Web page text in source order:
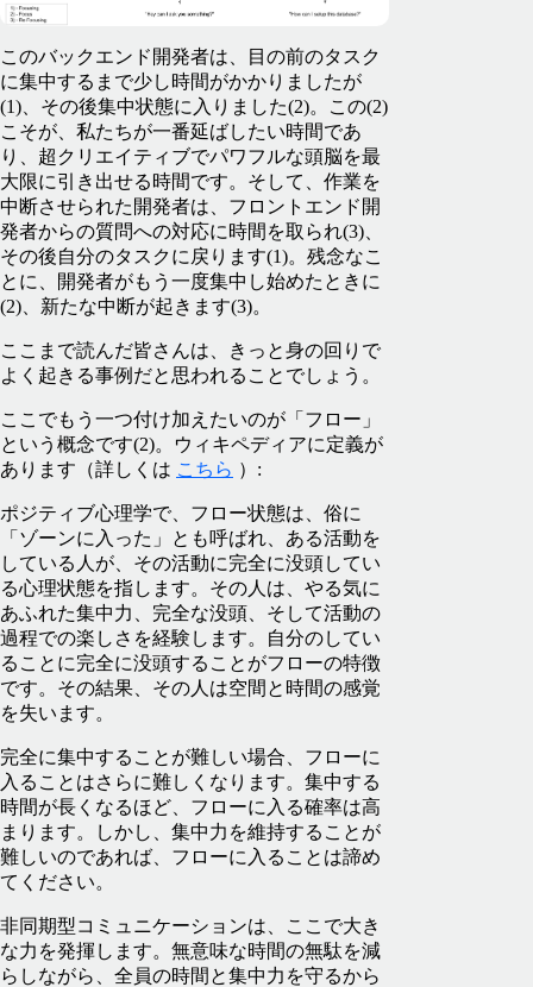
このバックエンド開発者は、目の前のタスク
に集中するまで少し時間がかかりましたが
(1)、その後集中状態に入りました(2)。この(2)
こそが、私たちが一番延ばしたい時間であ
り、超クリエイティブでパワフルな頭脳を最
大限に引き出せる時間です。そして、作業を
中断させられた開発者は、フロントエンド開
発者からの質問への対応に時間を取られ(3)、
その後自分のタスクに戻ります(1)。残念なこ
とに、開発者がもう一度集中し始めたときに
(2)、新たな中断が起きます(3)。
ここまで読んだ皆さんは、きっと身の回りで
よく起きる事例だと思われることでしょう。
ここでもう一つ付け加えたいのが「フロー」
という概念です(2)。ウィキペディアに定義が
あります（詳しくは こちら ）:
ポジティブ心理学で、フロー状態は、俗に
「ゾーンに入った」とも呼ばれ、ある活動を
している人が、その活動に完全に没頭してい
る心理状態を指します。その人は、やる気に
あふれた集中力、完全な没頭、そして活動の
過程での楽しさを経験します。自分のしてい
ることに完全に没頭することがフローの特徴
です。その結果、その人は空間と時間の感覚
を失います。
完全に集中することが難しい場合、フローに
入ることはさらに難しくなります。集中する
時間が長くなるほど、フローに入る確率は高
まります。しかし、集中力を維持することが
難しいのであれば、フローに入ることは諦め
てください。
非同期型コミュニケーションは、ここで大き
な力を発揮します。無意味な時間の無駄を減
らしながら、全員の時間と集中力を守るから